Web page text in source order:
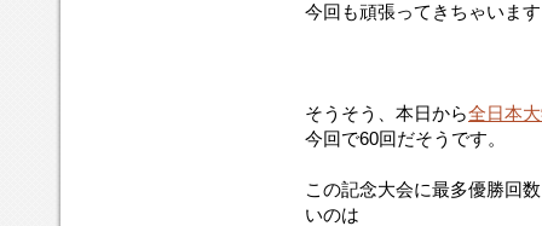
今回も頑張ってきちゃいま
そうそう、本日から全日本
今回で60回だそうです。
この記念大会に最多優勝回
いのは